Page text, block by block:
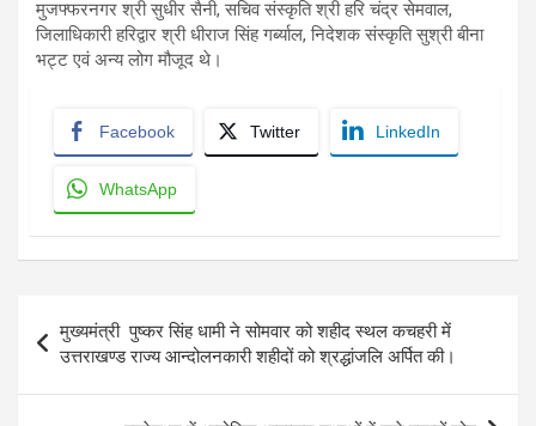
मुजफ्फरनगर श्री सुधीर सैनी, सचिव संस्कृति श्री हरि चंद्र सेमवाल,
जिलाधिकारी हरिद्वार श्री धीराज सिंह गर्ब्याल, निदेशक संस्कृति सुश्री बीना
भट्ट एवं अन्य लोग मौजूद थे।
Facebook Twitter LinkedIn
WhatsApp
navigation
मुख्यमंत्री पुष्कर सिंह धामी ने सोमवार को शहीद स्थल कचहरी में
उत्तराखण्ड राज्य आन्दोलनकारी शहीदों को श्रद्धांजलि अर्पित की।